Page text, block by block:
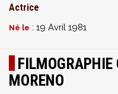
Actrice
Né le : 19 Avril 1981
MORENO